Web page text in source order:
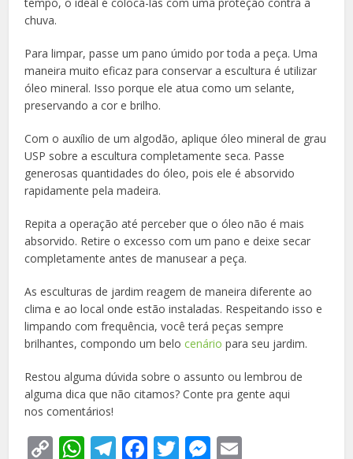
chuva.
Para limpar, passe um pano úmido por toda a peça. Uma
maneira muito eficaz para conservar a escultura é utilizar
óleo mineral. Isso porque ele atua como um selante,
preservando a cor e brilho.
Com o auxílio de um algodão, aplique óleo mineral de grau
USP sobre a escultura completamente seca. Passe
generosas quantidades do óleo, pois ele é absorvido
rapidamente pela madeira.
Repita a operação até perceber que o óleo não é mais
absorvido. Retire o excesso com um pano e deixe secar
completamente antes de manusear a peça.
As esculturas de jardim reagem de maneira diferente ao
clima e ao local onde estão instaladas. Respeitando isso e
limpando com frequência, você terá peças sempre
brilhantes, compondo um belocenário para seu jardim.
Restou alguma dúvida sobre o assunto ou lembrou de
alguma dica que não citamos? Conte pra gente aqui
nos comentários!
CopyWhatsApp
Telegram
Facebook
TwitterMessenger